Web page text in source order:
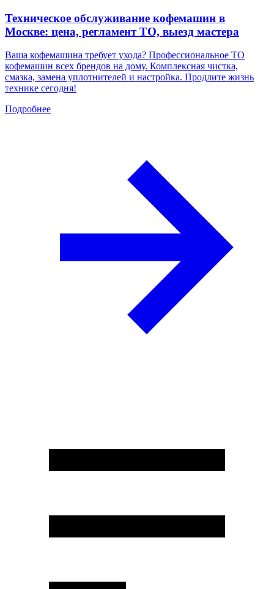
Техническое обслуживание кофемашин в
Москве: цена, регламент ТО, выезд мастера
Ваша кофемашина требует ухода? Профессиональное ТО
кофемашин всех брендов на дому. Комплексная чистка,
смазка, замена уплотнителей и настройка. Продлите жизнь
технике сегодня!
Подробнее